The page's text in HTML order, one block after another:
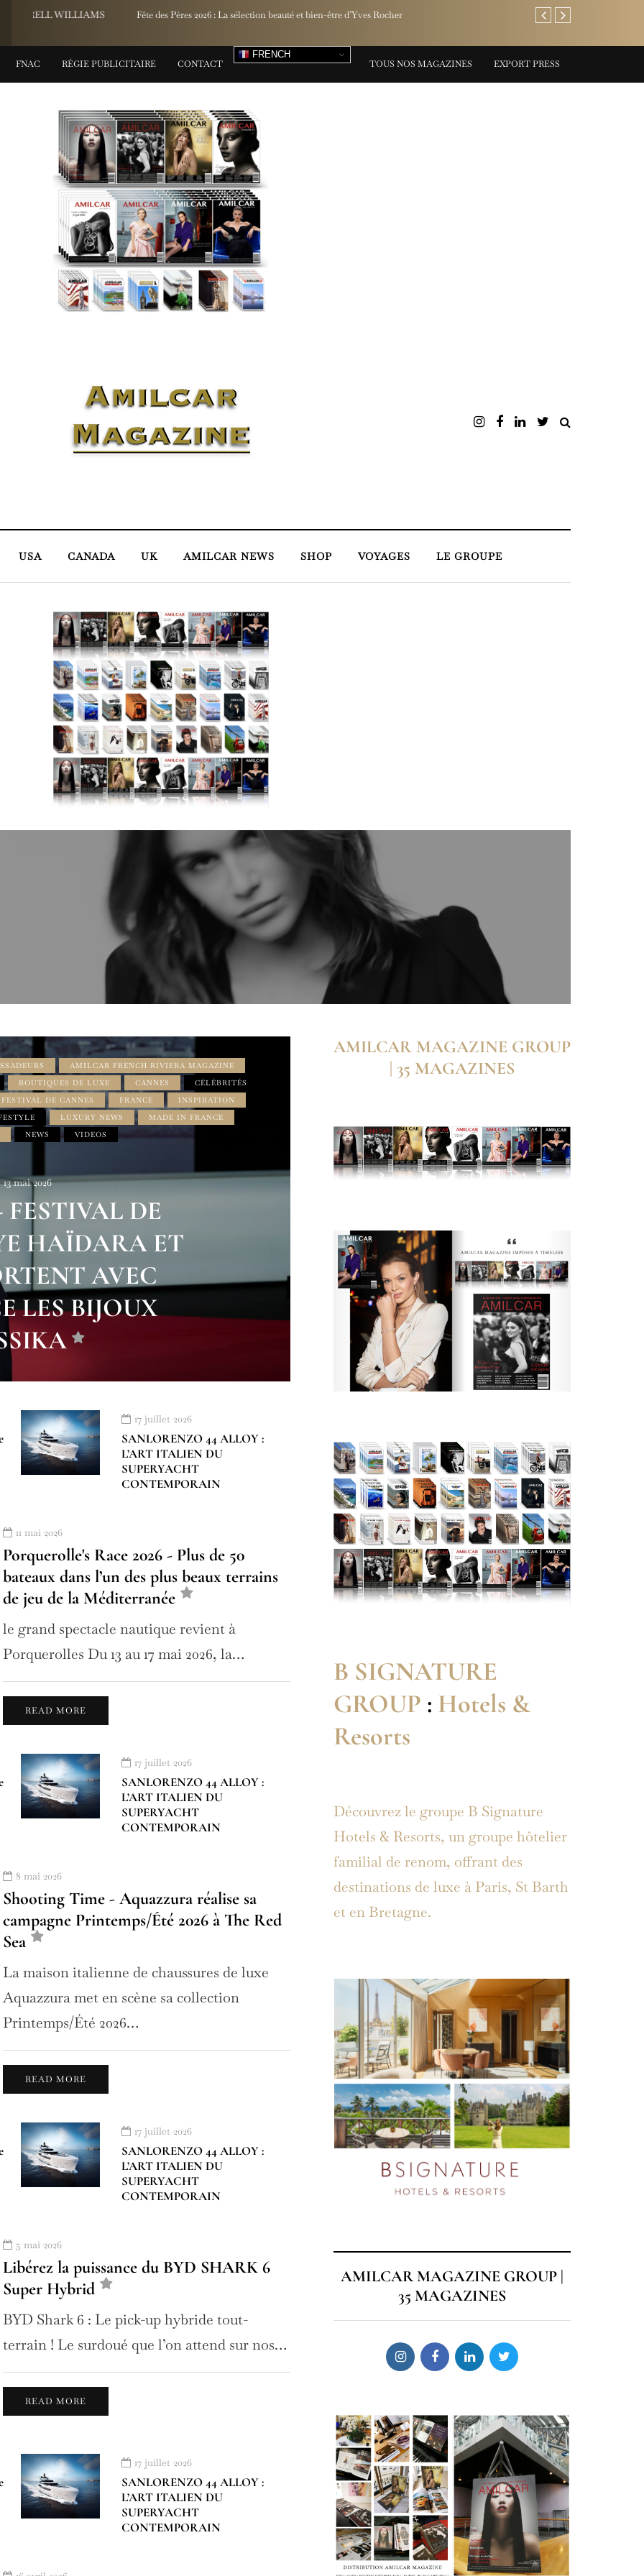
Fête des Pères 2026 : La sélection beauté et bien-être d’Yves Rocher Jaeger-LeCoultre
EXPORT PRESS
FNAC TOUS NOS MAGAZINES
RÉGIE PUBLICITAIRE CONTACT
FRENCH
USA CANADA UK AMILCAR NEWS SHOP VOYAGES LE GROUPE
AMILCAR FRENCH RIVIERA MAGAZINE
BOUTIQUES DE LUXE CANNES
CÉLÉBRITÉS
FESTIVAL DE CANNES FRANCE
INSPIRATION
LUXURY NEWS
MADE IN FRANCE
NEWS VIDEOS
13 mai 2026
DE
HAÏDARA ET
AVEC
LES BIJOUX
17 juillet 2026
SANLORENZO 44 ALLOY :
L’ART ITALIEN DU
SUPERYACHT
CONTEMPORAIN
11 mai 2026
Porquerolle's Race 2026 - Plus de 50
bateaux dans l’un des plus beaux terrains
de jeu de la Méditerranée
le grand spectacle nautique revient à
Porquerolles Du 13 au 17 mai 2026, la…
READ MORE
17 juillet 2026
SANLORENZO 44 ALLOY :
L’ART ITALIEN DU
SUPERYACHT
CONTEMPORAIN
8 mai 2026
Shooting Time - Aquazzura réalise sa
campagne Printemps/Été 2026 à The Red
Sea
La maison italienne de chaussures de luxe
Aquazzura met en scène sa collection
Printemps/Été 2026…
READ MORE
17 juillet 2026
SANLORENZO 44 ALLOY :
L’ART ITALIEN DU
SUPERYACHT
CONTEMPORAIN
5 mai 2026
Libérez la puissance du BYD SHARK 6
Super Hybrid
BYD Shark 6 : Le pick-up hybride tout-
terrain ! Le surdoué que l’on attend sur nos…
READ MORE
17 juillet 2026
SANLORENZO 44 ALLOY :
L’ART ITALIEN DU
SUPERYACHT
CONTEMPORAIN
AMILCAR MAGAZINE GROUP
| 35 MAGAZINES
B SIGNATURE
GROUP : Hotels &
Resorts
Découvrez le groupe B Signature
Hotels & Resorts, un groupe hôtelier
familial de renom, offrant des
destinations de luxe à Paris, St Barth
et en Bretagne.
AMILCAR MAGAZINE GROUP |
35 MAGAZINES